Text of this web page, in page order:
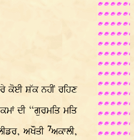
ਕੋਈ ਸ਼ੱਕ ਨਹੀਂ ਰਹਿਣ
ਦੀ “ਗੁਰਮਤਿ ਮਤਿ
ਅਖੌਤੀ 7ਅਕਾਲੀ,